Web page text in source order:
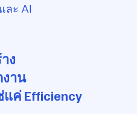
ละ AI
ง
าน
แค่ Efficiency